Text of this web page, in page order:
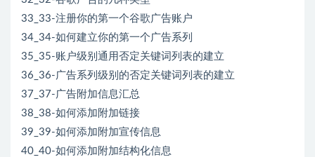
33_33-注册你的第一个谷歌广告账户
34_34-如何建立你的第一个广告系列
35_35-账户级别通用否定关键词列表的建立
36_36-广告系列级别的否定关键词列表的建立
37_37-广告附加信息汇总
38_38-如何添加附加链接
39_39-如何添加附加宣传信息
40_40-如何添加附加结构化信息